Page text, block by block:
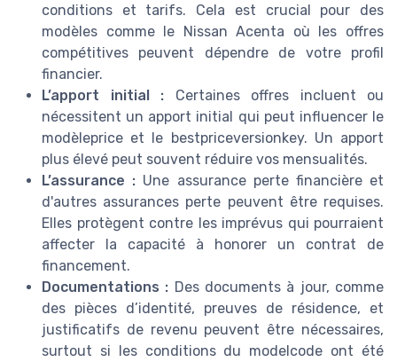
conditions et tarifs. Cela est crucial pour des
modèles comme le Nissan Acenta où les offres
compétitives peuvent dépendre de votre profil
financier.
L’apport initial : Certaines offres incluent ou
nécessitent un apport initial qui peut influencer le
modèleprice et le bestpriceversionkey. Un apport
plus élevé peut souvent réduire vos mensualités.
L’assurance : Une assurance perte financière et
d'autres assurances perte peuvent être requises.
Elles protègent contre les imprévus qui pourraient
affecter la capacité à honorer un contrat de
financement.
Documentations : Des documents à jour, comme
des pièces d’identité, preuves de résidence, et
justificatifs de revenu peuvent être nécessaires,
surtout si les conditions du modelcode ont été